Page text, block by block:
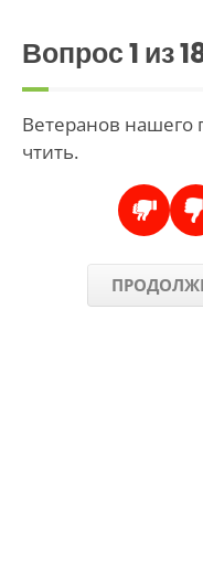
Вопрос1 из
Ветеранов нашего
чтить.